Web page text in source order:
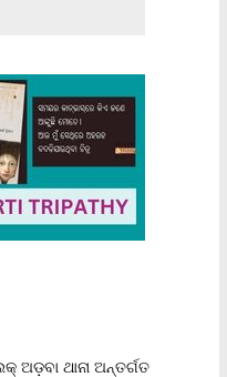
ଅଡ଼ବା ଥାନା ଅନ୍ତର୍ଗତ